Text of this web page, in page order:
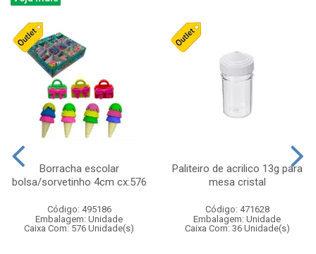
Borracha escolar
bolsa/sorvetinho 4cm cx:576
Código: 495186
Embalagem: Unidade
Caixa Com: 576 Unidade(s)
Paliteiro de acrilico 13g para
mesa cristal
Código: 471628
Embalagem: Unidade
Caixa Com: 36 Unidade(s)